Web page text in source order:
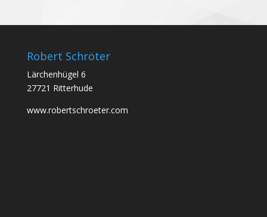
Robert Schröter
Lärchenhügel 6
27721 Ritterhude
www.robertschroeter.com